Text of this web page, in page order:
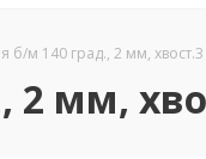
б/м 140 град., 2 мм,
2 мм,